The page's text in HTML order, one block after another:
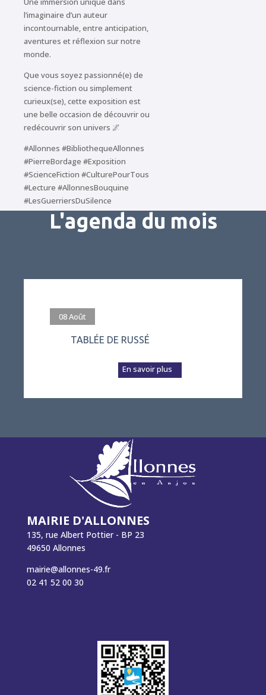
l’imaginaire d’un auteur
incontournable, entre anticipation,
aventures et réflexion sur notre
monde.
Que vous soyez passionné(e) de
science-fiction ou simplement
curieux(se), cette exposition est
une belle occasion de découvrir ou
redécouvrir son univers 🌌
#Allonnes #BibliothequeAllonnes
#PierreBordage #Exposition
#ScienceFiction #CulturePourTous
#Lecture #AllonnesBouquine
#LesGuerriersDuSilence
L'agenda du mois
08Août
TABLÉE DE RUSSÉ
En savoir plus
MAIRIE D'ALLONNES
135, rue Albert Pottier - BP 23
49650 Allonnes
mairie@allonnes-49.fr
02 41 52 00 30